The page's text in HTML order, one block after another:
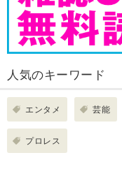
人気のキーワード
エンタメ 芸能
プロレス